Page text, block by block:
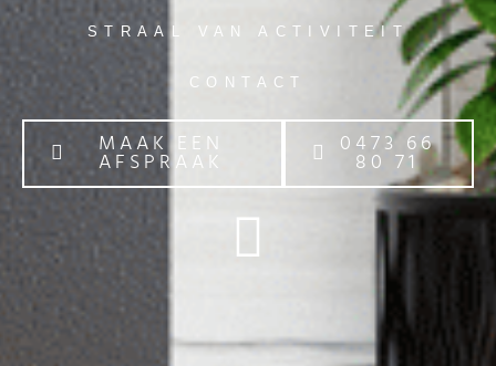
STRAAL VAN ACTIVITEIT
CONTACT
MAAK EEN
AFSPRAAK
0473 66
80 71